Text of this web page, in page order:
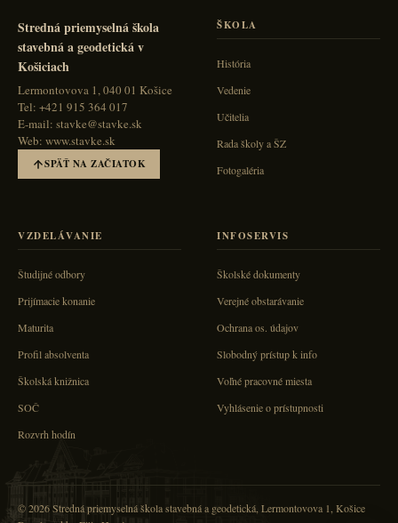
Stredná priemyselná škola
stavebná a geodetická v
Košiciach
Lermontovova 1, 040 01 Košice
Tel: +421 915 364 017
E-mail: stavke@stavke.sk
Web: www.stavke.sk
SPÄŤ NA ZAČIATOK
ŠKOLA
História
Vedenie
Učitelia
Rada školy a ŠZ
Fotogaléria
VZDELÁVANIE
Študijné odbory
Prijímacie konanie
Maturita
Profil absolventa
Školská knižnica
SOČ
Rozvrh hodín
INFOSERVIS
Školské dokumenty
Verejné obstarávanie
Ochrana os. údajov
Slobodný prístup k info
Voľné pracovné miesta
Vyhlásenie o prístupnosti
© 2026 Stredná priemyselná škola stavebná a geodetická, Lermontovova 1, Košice